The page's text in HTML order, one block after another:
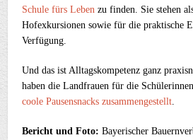
Schule fürs Leben zu finden. Sie stehen
Hofexkursionen sowie für die praktische
Verfügung.
Und das ist Alltagskompetenz ganz
haben die Landfrauen für die
coole Pausensnacks zusammengestellt
Bericht und Foto: Bayerischer